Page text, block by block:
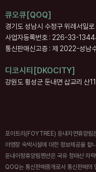
큐오큐[QOQ]
경기도 성남시 수정구 위례서일
사업자등록번호 : 226-33-
통신판매신고증 : 제 2022-성남
디코시티[DKOCITY]
강원도 횡성군 둔내면 삽교리 산
포이트리(FOYTREE) 둔내자연휴양림
야영장 숙박시설에 대한 정보제공을 합
둔내이랑휴양림펜션은 국유 청태산 자
QOQ는 통신판매중개로서 통신판매의